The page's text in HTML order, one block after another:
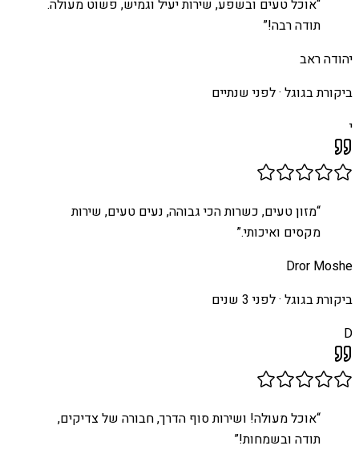
“אוכל טעים ובשפע, שירות יעיל וגמיש, פשוט מעולה.
תודה רבה!”
יהודה ראב
ביקורת בגוגל ·לפני שנתיים
י
“מזון טעים, כשרות הכי גבוהה, נעים טעים, שירות
מקסים ואיכותי.”
Dror Moshe
ביקורת בגוגל ·לפני 3 שנים
D
“אוכל מעולה! ושירות סוף הדרך, חבורה של צדיקים,
תודה ובשמחות!”